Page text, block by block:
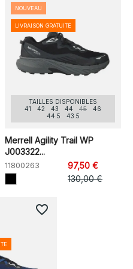
TAILLES DISPONIBLES
41
42 43 44 45
46
44.5
43.5
Merrell Agility Trail WP
J003322...
11800263
97,50 €
130,00 €
NOUVEAU
LIVRAISON GRATUITE
favorite_border